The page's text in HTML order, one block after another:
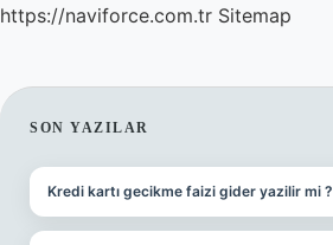
https://naviforce.com.tr Sitemap
SIDEBAR
SON YAZILAR
Kredi kartı gecikme faizi gider yazilir mi ?